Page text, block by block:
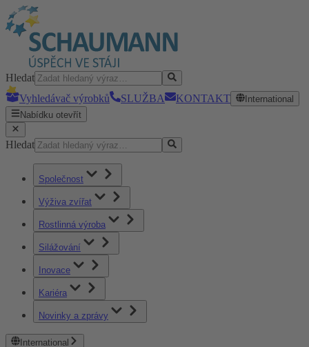
Hledat
Vyhledávač výrobků
SLUŽBA KONTAKT
International
Nabídku otevřít
Hledat
Společnost
Výživa zvířat
Rostlinná výroba
Silážování
Inovace
Kariéra
Novinky a zprávy
International